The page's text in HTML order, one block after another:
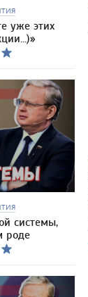
уже этих
системы,
роде